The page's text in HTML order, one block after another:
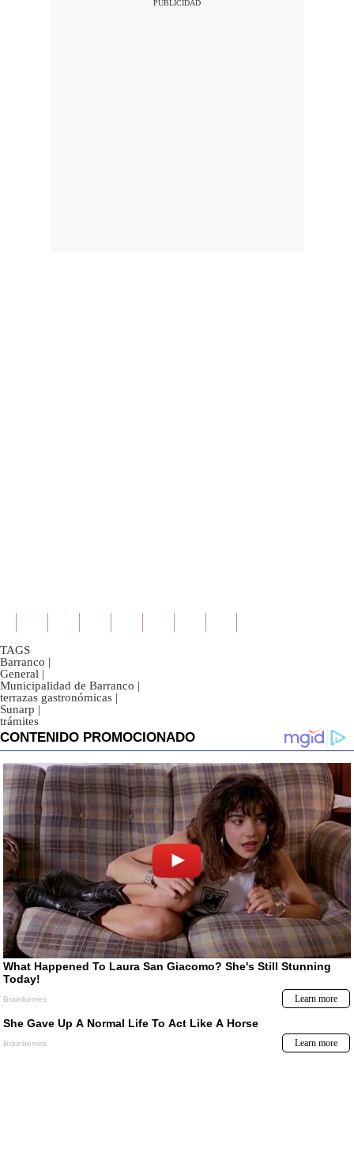
TAGS
Barranco |
General |
Municipalidad de Barranco |
terrazas gastronómicas |
Sunarp |
trámites